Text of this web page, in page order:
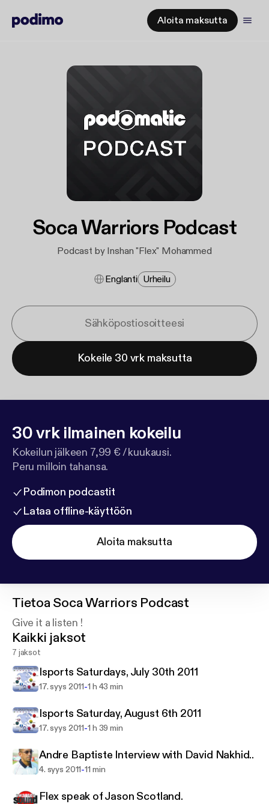
Aloita maksutta
Soca Warriors Podcast
Podcast by Inshan "Flex" Mohammed
Englanti Urheilu
Kokeile 30 vrk maksutta
30 vrk ilmainen kokeilu
Kokeilun jälkeen 7,99 € / kuukausi.
Peru milloin tahansa.
Podimon podcastit
Lataa offline-käyttöön
Aloita maksutta
Tietoa Soca Warriors Podcast
Give it a listen !
Kaikki jaksot
7 jaksot
Isports Saturdays, July 30th 2011
17. syys 2011-1 h 43 min
Isports Saturday, August 6th 2011
17. syys 2011-1 h 39 min
Andre Baptiste Interview with David Nakhid..
4. syys 2011-11 min
Flex speak of Jason Scotland.